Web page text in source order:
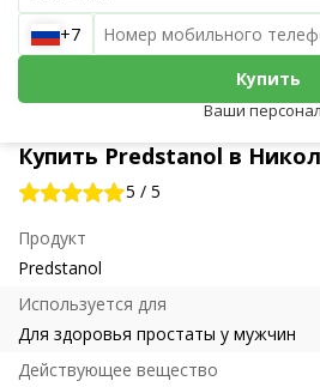
Купить Predstanol в
5 / 5
Продукт
Predstanol
Используется для
Для здоровья простаты у мужчин
Действующее вещество
+7
Купить
Ваши